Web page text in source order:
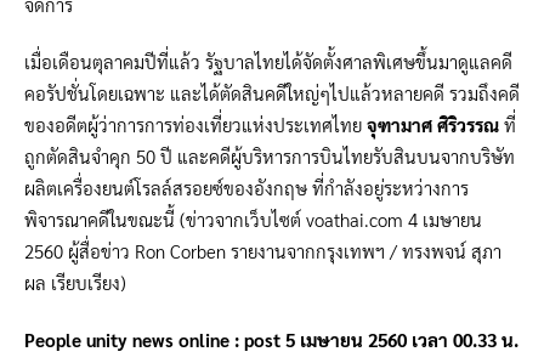
เมื่อเดือนตุลาคมปีที่แล้ว รัฐบาลไทยได้จัดตั้งศาลพิเศษขึ้นมาดูแลคดี
คอรัปชั่นโดยเฉพาะ และได้ตัดสินคดีใหญ่ๆไปแล้วหลายคดี รวมถึงคดี
ของอดีตผู้ว่าการการท่องเที่ยวแห่งประเทศไทย จุฑามาศ ศิริวรรณ ที่
ถูกตัดสินจำคุก 50 ปี และคดีผู้บริหารการบินไทยรับสินบนจากบริษัท
ผลิตเครื่องยนต์โรลล์สรอยซ์ของอังกฤษ ที่กำลังอยู่ระหว่างการ
พิจารณาคดีในขณะนี้ (ข่าวจากเว็บไซต์ voathai.com 4 เมษายน
2560 ผู้สื่อข่าว Ron Corben รายงานจากกรุงเทพฯ / ทรงพจน์ สุภา
ผล เรียบเรียง)
People unity news online : post 5 เมษายน 2560 เวลา 00.33 น.